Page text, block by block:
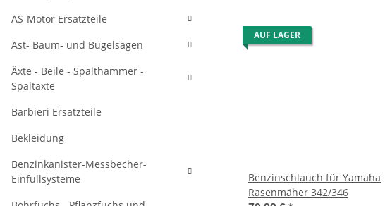
AUF LAGER
Benzinschlauch für Yamaha
Rasenmäher 342/346
AS-Motor Ersatzteile
Ast- Baum- und Bügelsägen
Äxte - Beile - Spalthammer -
Spaltäxte
Barbieri Ersatzteile
Bekleidung
Benzinkanister-Messbecher-
Einfüllsysteme